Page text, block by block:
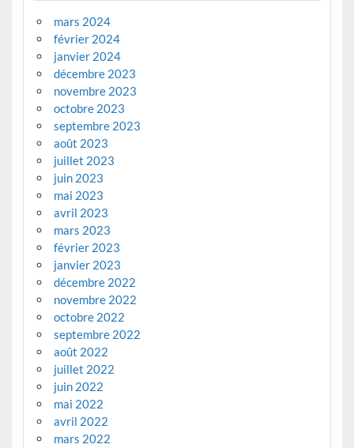
mars 2024
février 2024
janvier 2024
décembre 2023
novembre 2023
octobre 2023
septembre 2023
août 2023
juillet 2023
juin 2023
mai 2023
avril 2023
mars 2023
février 2023
janvier 2023
décembre 2022
novembre 2022
octobre 2022
septembre 2022
août 2022
juillet 2022
juin 2022
mai 2022
avril 2022
mars 2022